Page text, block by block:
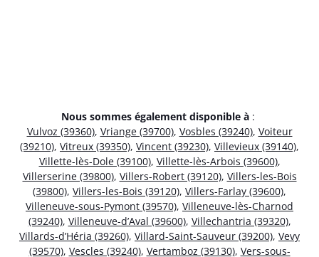
Nous sommes également disponible à :
Vulvoz (39360), Vriange (39700), Vosbles (39240), Voiteur
(39210), Vitreux (39350), Vincent (39230), Villevieux (39140),
Villette-lès-Dole (39100), Villette-lès-Arbois (39600),
Villerserine (39800), Villers-Robert (39120), Villers-les-Bois
(39800), Villers-les-Bois (39120), Villers-Farlay (39600),
Villeneuve-sous-Pymont (39570), Villeneuve-lès-Charnod
(39240), Villeneuve-d’Aval (39600), Villechantria (39320),
Villards-d’Héria (39260), Villard-Saint-Sauveur (39200), Vevy
(39570), Vescles (39240), Vertamboz (39130), Vers-sous-